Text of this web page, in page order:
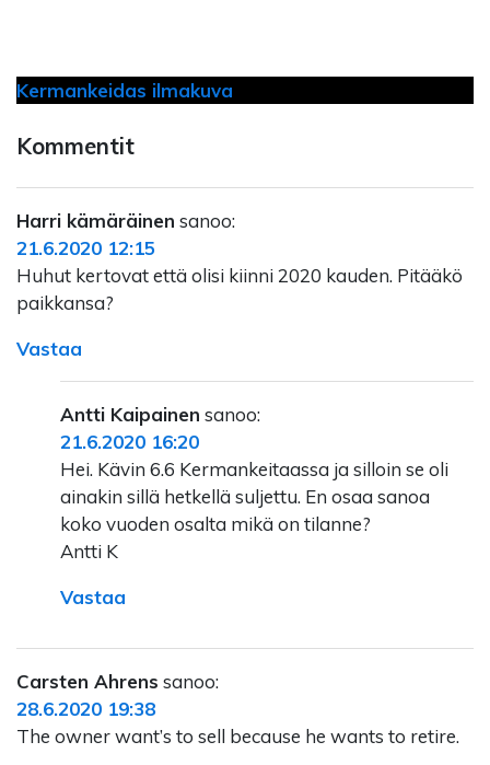
Kermankeidas ilmakuva
Kommentit
Harri kämäräinen sanoo:
21.6.2020 12:15
Huhut kertovat että olisi kiinni 2020 kauden. Pitääkö
paikkansa?
Vastaa
Antti Kaipainen sanoo:
21.6.2020 16:20
Hei. Kävin 6.6 Kermankeitaassa ja silloin se oli
ainakin sillä hetkellä suljettu. En osaa sanoa
koko vuoden osalta mikä on tilanne?
Antti K
Vastaa
Carsten Ahrens sanoo:
28.6.2020 19:38
The owner want’s to sell because he wants to retire.